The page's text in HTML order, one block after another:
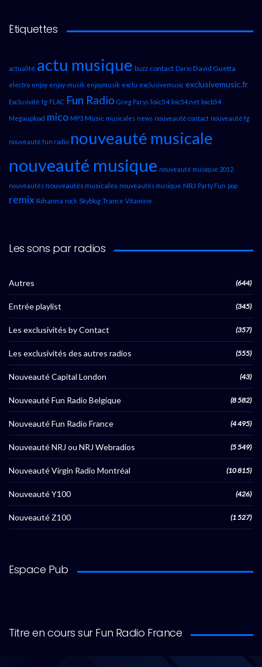
Étiquettes
actualité actu musique buzz contact Dario David Guetta
electro enjoy enjoy-musik enjoymusik exclu exclusivemusic exclusivemusic.fr
Exclusivité fg FLAC Fun Radio Greg Parys loic54 loic54.net loicb54
Megaupload mico MP3 Music musicales news nouveauté contact nouveauté fg
nouveauté fun radio nouveauté musicale
nouveauté musique nouveauté musique 2012
nouveautés nouveautés musicales nouveautés musique NRJ Party Fun pop
remix Rihanna rock Skyblog Trance Vitamine
Les sons par radios
Autres (644)
Entrée playlist (345)
Les exclusivités by Contact (357)
Les exclusivités des autres radios (555)
Nouveauté Capital London (43)
Nouveauté Fun Radio Belgique (8 582)
Nouveauté Fun Radio France (4 495)
Nouveauté NRJ ou NRJ Webradios (5 549)
Nouveauté Virgin Radio Montréal (10 815)
Nouveauté Y100 (426)
Nouveauté Z100 (1 527)
Espace Pub
Titre en cours sur Fun Radio France